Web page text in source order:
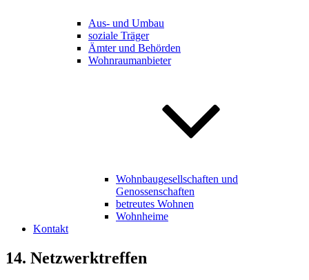
Aus- und Umbau
soziale Träger
Ämter und Behörden
Wohnraumanbieter
Wohnbaugesellschaften und
Genossenschaften
betreutes Wohnen
Wohnheime
Kontakt
14. Netzwerktreffen